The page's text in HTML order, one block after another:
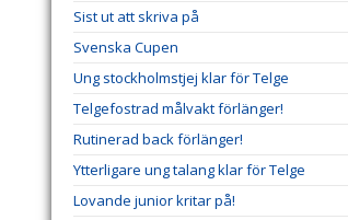
Sist ut att skriva på
Svenska Cupen
Ung stockholmstjej klar för Telge
Telgefostrad målvakt förlänger!
Rutinerad back förlänger!
Ytterligare ung talang klar för Telge
Lovande junior kritar på!